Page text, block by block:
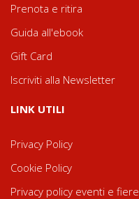
Prenota e ritira
Guida all'ebook
Gift Card
Iscriviti alla Newsletter
LINK UTILI
Privacy Policy
Cookie Policy
Privacy policy eventi e fiere